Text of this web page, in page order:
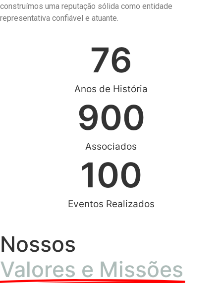
construímos uma reputação sólida como entidade
representativa confiável e atuante.
Anos de História
76
Associados
900
Eventos Realizados
100
Nossos
Valores e Missões